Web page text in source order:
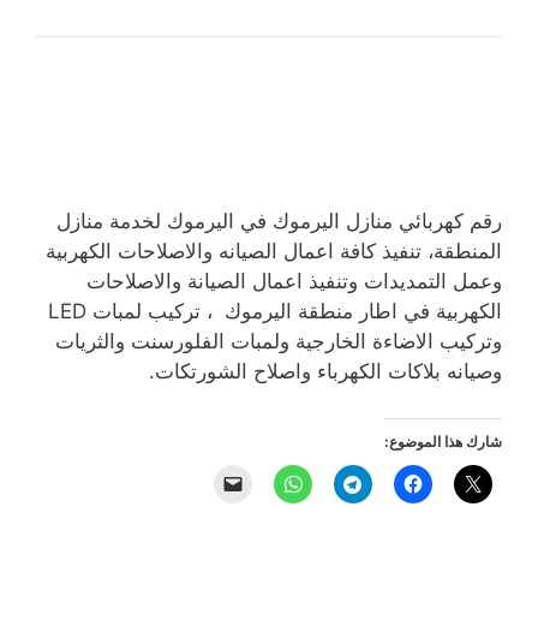
رقم كهربائي منازل اليرموك في اليرموك لخدمة منازل
المنطقة، تنفيذ كافة اعمال الصيانه والاصلاحات الكهربية
وعمل التمديدات وتنفيذ اعمال الصيانة والاصلاحات
الكهربية في اطار منطقة اليرموك ، تركيب لمبات LED
وتركيب الاضاءة الخارجية ولمبات الفلورسنت والثريات
وصيانه بلاكات الكهرباء واصلاح الشورتكات.
شارك هذا الموضوع: